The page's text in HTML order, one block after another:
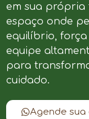
em sua própria
espaço onde
equilíbrio, força
equipe
para
cuidado.
Agende